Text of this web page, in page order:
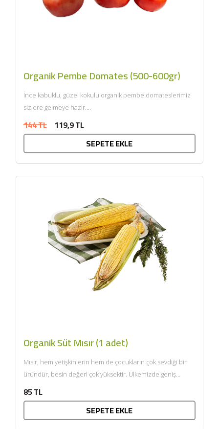
Organik Pembe Domates (500-600gr)
İnce kabuklu, güzel kokulu organik pembe domateslerimiz
sizlere gelmeye hazır....
144 TL 119,9 TL
SEPETE EKLE
Organik Süt Mısır (1 adet)
Mısır, hem yetişkinlerin hem de çocukların çok sevdiği bir
üründür, besin değeri çok yüksektir. Ülkemizde geniş
85 TL
SEPETE EKLE